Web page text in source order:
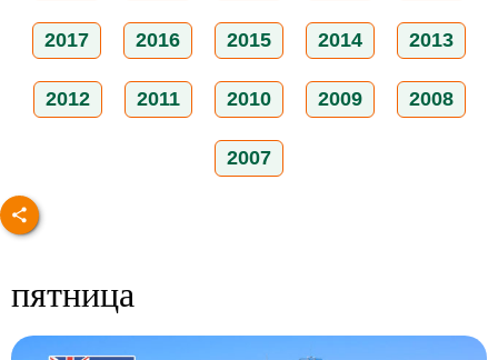
2017 2016 2015 2014 2013
2012 2011 2010 2009 2008
2007
пятница